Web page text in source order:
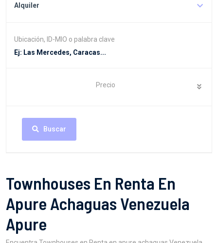
Alquiler
Ubicación, ID-MIO o palabra clave
Precio
Buscar
Townhouses En Renta En
Apure Achaguas Venezuela
Apure